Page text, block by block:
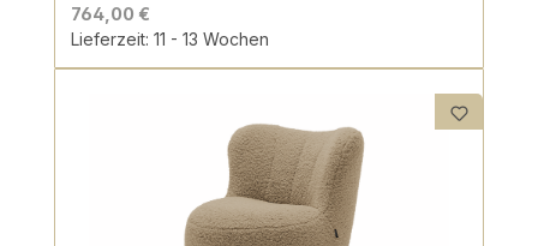
764,00 €
Lieferzeit: 11 - 13 Wochen